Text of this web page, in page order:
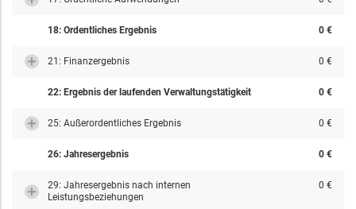
18: Ordentliches Ergebnis 0 €
21: Finanzergebnis 0 €
22: Ergebnis der laufenden Verwaltungstätigkeit 0 €
25: Außerordentliches Ergebnis 0 €
26: Jahresergebnis 0 €
29: Jahresergebnis nach internen
Leistungsbeziehungen
0 €